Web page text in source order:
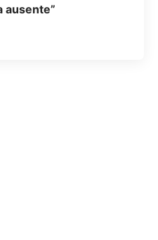
ausente”